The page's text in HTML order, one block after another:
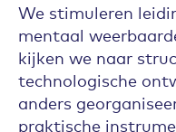
We stimuleren
mentaal
kijken we naar
technologische
anders
praktische